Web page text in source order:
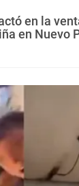
en la
en Nuevo